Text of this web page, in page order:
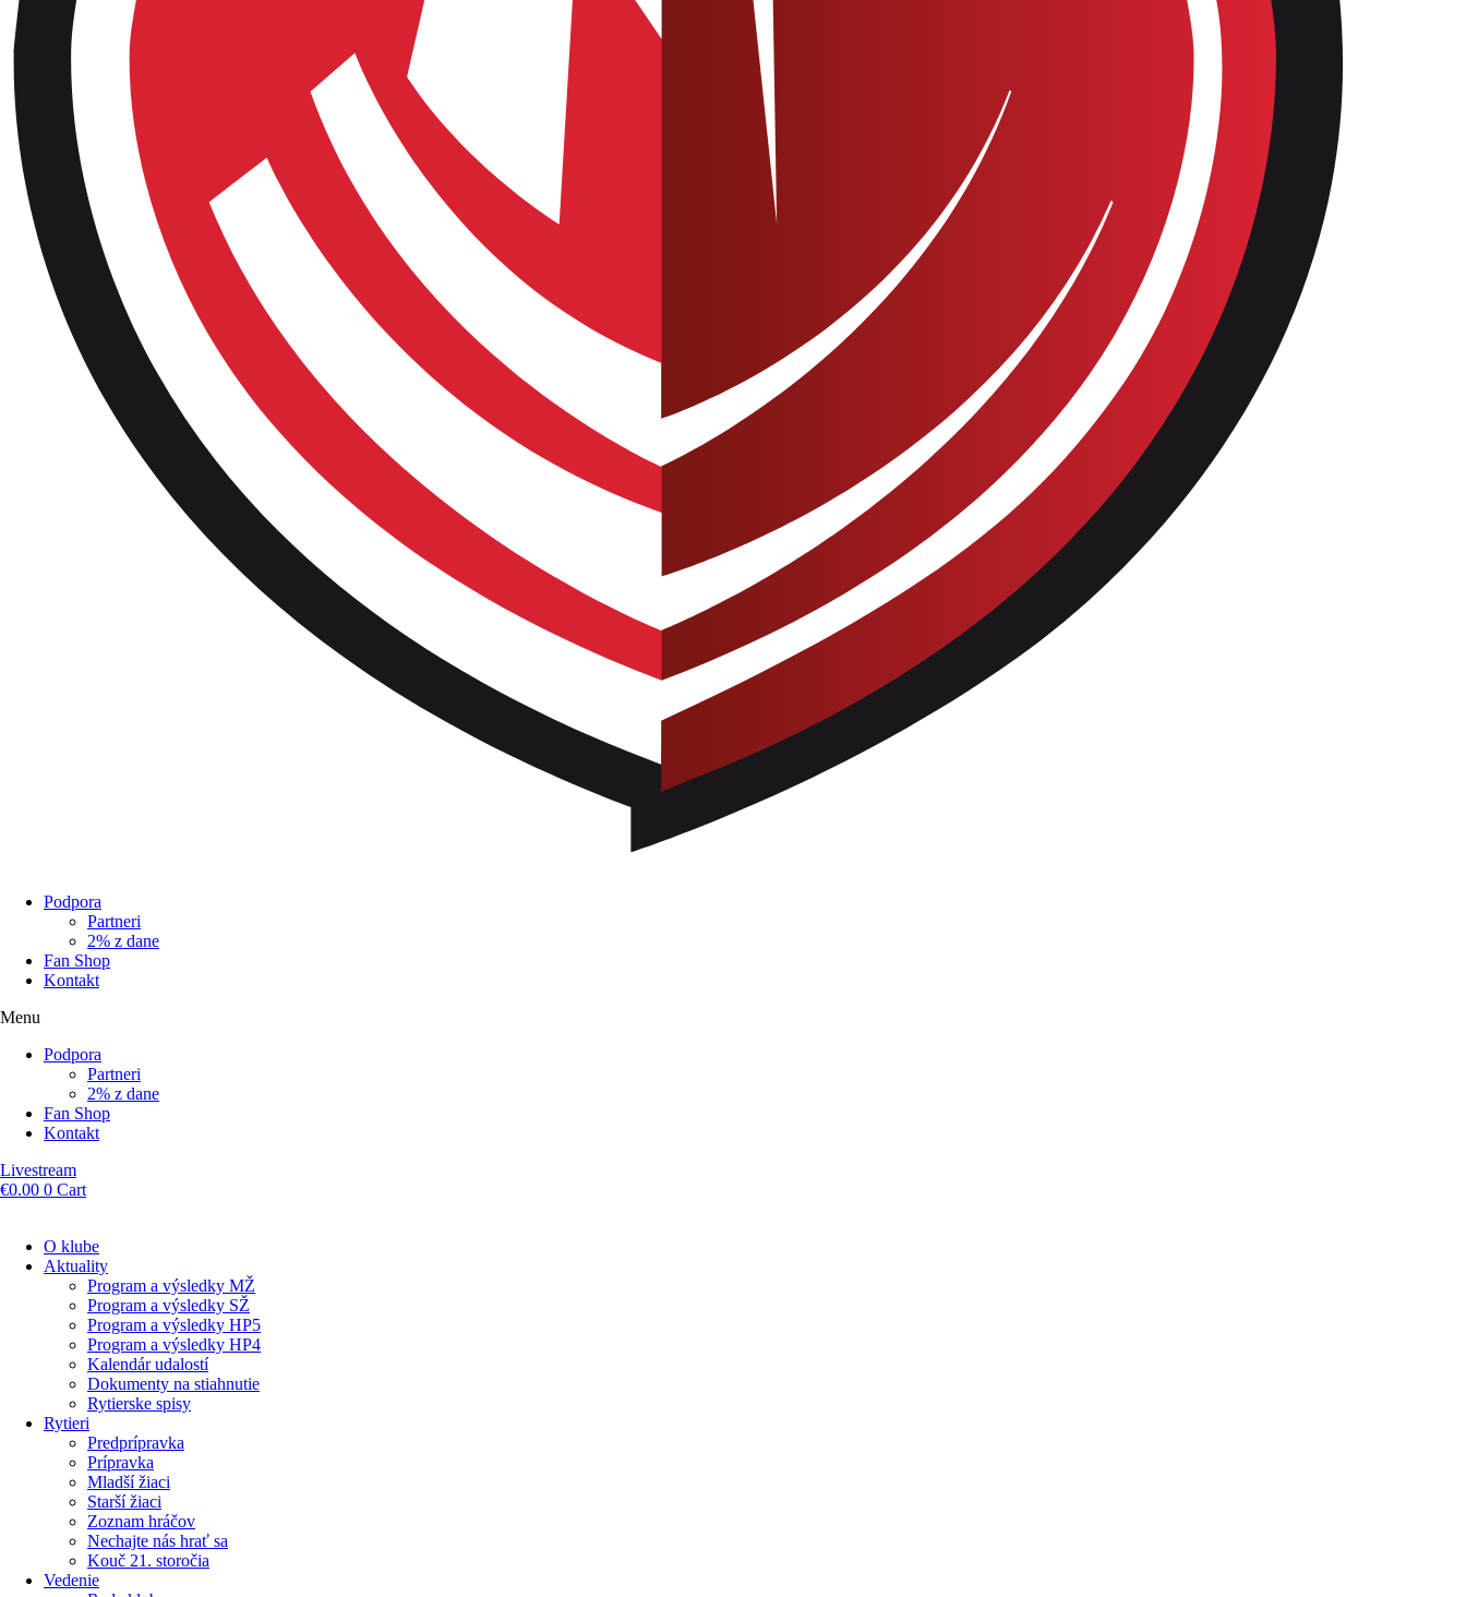
Podpora
Partneri
2% z dane
Fan Shop
Kontakt
Menu
Podpora
Partneri
2% z dane
Fan Shop
Kontakt
Livestream
€0.00 0 Cart
O klube
Aktuality
Program a výsledky MŽ
Program a výsledky SŽ
Program a výsledky HP5
Program a výsledky HP4
Kalendár udalostí
Dokumenty na stiahnutie
Rytierske spisy
Rytieri
Predprípravka
Prípravka
Mladší žiaci
Starší žiaci
Zoznam hráčov
Nechajte nás hrať sa
Kouč 21. storočia
Vedenie